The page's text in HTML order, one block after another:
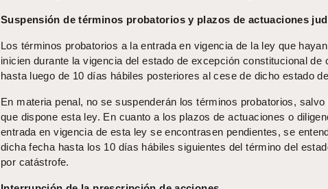
Suspensión de términos probatorios y plazos de actuaciones
Los términos probatorios a la entrada en vigencia de la ley que
inicien durante la vigencia del estado de excepción constitucional de
hasta luego de 10 días hábiles posteriores al cese de dicho estado
En materia penal, no se suspenderán los términos probatorios,
que dispone esta ley. En cuanto a los plazos de actuaciones o
entrada en vigencia de esta ley se encontrasen pendientes, se
dicha fecha hasta los 10 días hábiles siguientes del término del
por catástrofe.